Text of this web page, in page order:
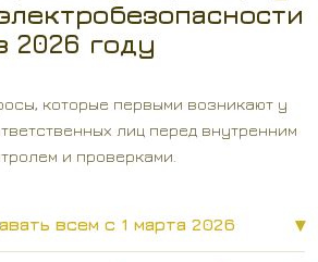
2026 году
которые первыми возникают у
лиц перед внутренним
и проверками.
всем с 1 марта 2026